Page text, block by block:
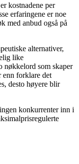
kostnadene per
erfaringene er noe
med anbud også på
alternativer,
like
nøkkelord som skaper
enn forklare det
desto høyere blir
konkurrenter inn i